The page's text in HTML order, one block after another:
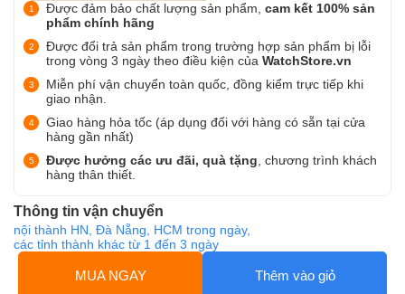
Được đảm bảo chất lượng sản phẩm, cam kết 100% sản
phẩm chính hãng
Được đổi trả sản phẩm trong trường hợp sản phẩm bị lỗi
trong vòng 3 ngày theo điều kiện của WatchStore.vn
Miễn phí vận chuyển toàn quốc, đồng kiểm trực tiếp khi
giao nhận.
Giao hàng hỏa tốc (áp dụng đối với hàng có sẵn tại cửa
hàng gần nhất)
Được hưởng các ưu đãi, quà tặng , chương trình khách
hàng thân thiết.
Thông tin vận chuyển
nội thành HN, Đà Nẵng, HCM trong ngày,
các tỉnh thành khác từ 1 đến 3 ngày
MUA NGAY Thêm vào giỏ